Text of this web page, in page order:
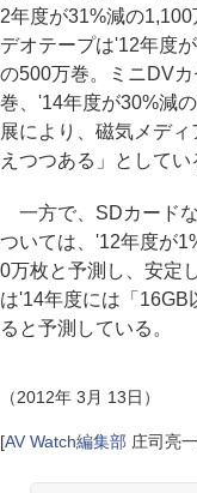
2年度が31%減の
デオテープは'12年度
の500万巻。ミニDV
巻、'14年度が30%減
展により、磁気メデ
えつつある」としてい
一方で、SDカード
ついては、'12年度が
0万枚と予測し、安定
は'14年度には「16GB
ると予測している。
（2012年 3月 13日）
[AV Watch編集部 庄司亮一